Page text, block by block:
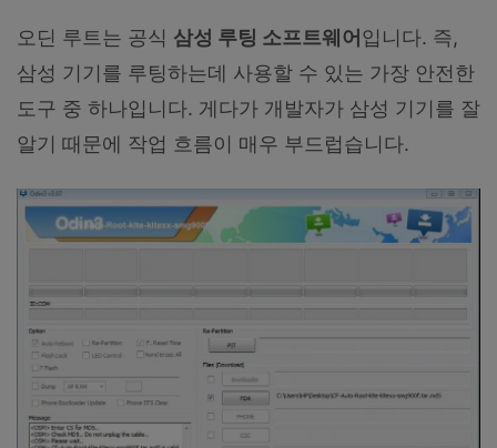
오딘 루트는 공식 삼성 루팅 소프트웨어입니다. 즉,
삼성 기기를 루팅하는데 사용할 수 있는 가장 안전한
도구 중 하나입니다. 게다가 개발자가 삼성 기기를 잘
알기 때문에 작업 흐름이 매우 부드럽습니다.